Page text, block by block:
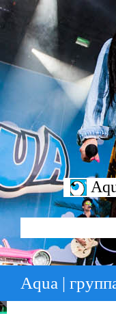
Aqua |